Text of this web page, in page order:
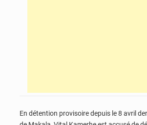
En détention provisoire depuis le 8 avril